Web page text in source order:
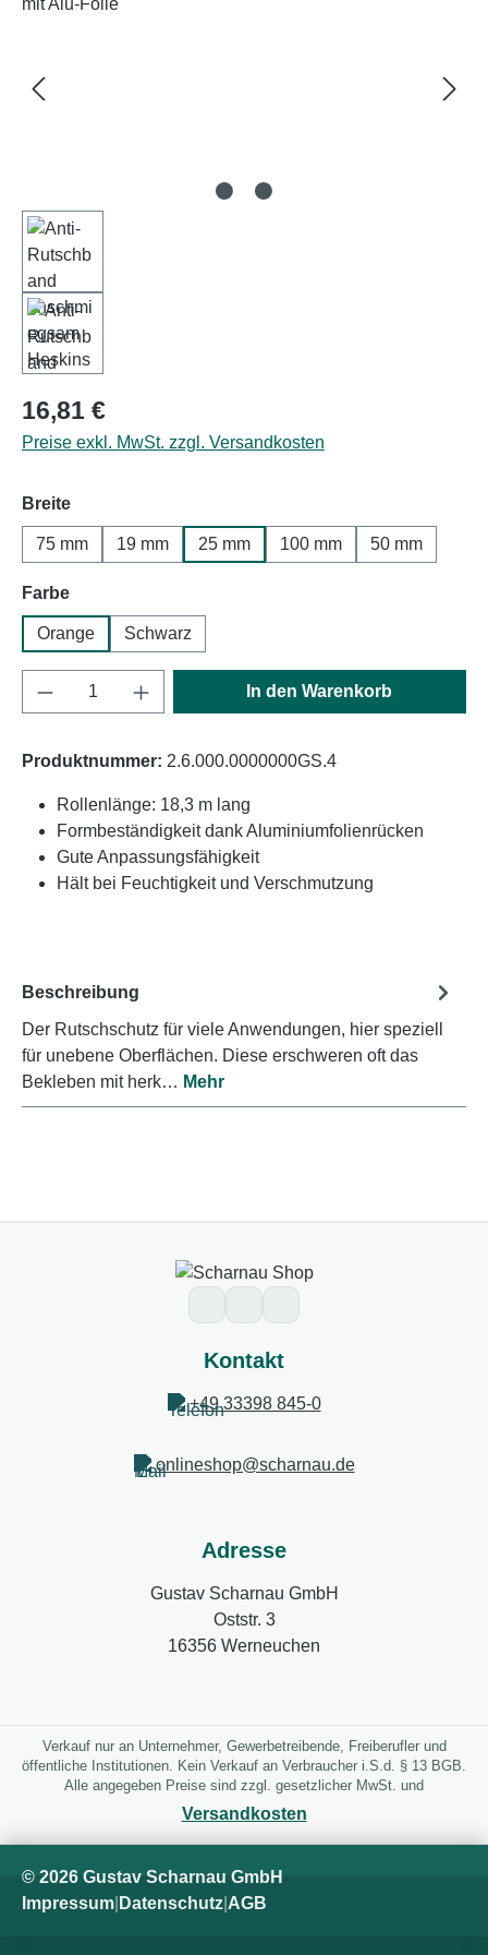
Regulärer Preis:
16,81 €
Preise exkl. MwSt. zzgl. Versandkosten
Breiteauswählen
75 mm 19 mm 25 mm 100 mm 50 mm
Farbeauswählen
Orange Schwarz
Produkt Anzahl: Gib den gewünschten
In den Warenkorb
Produktnummer: 2.6.000.0000000GS.4
Rollenlänge: 18,3 m lang
Formbeständigkeit dank Aluminiumfolienrücken
Gute Anpassungsfähigkeit
Hält bei Feuchtigkeit und Verschmutzung
Beschreibung
Der Rutschschutz für viele Anwendungen, hier speziell
für unebene Oberflächen. Diese erschweren oft das
Bekleben mit herk… Mehr
Kontakt
+49 33398 845-0
onlineshop@scharnau.de
Adresse
Gustav Scharnau GmbH
Oststr. 3
16356 Werneuchen
Verkauf nur an Unternehmer, Gewerbetreibende, Freiberufler und
öffentliche Institutionen. Kein Verkauf an Verbraucher i.S.d. § 13 BGB.
Alle angegeben Preise sind zzgl. gesetzlicher MwSt. und
Versandkosten
© 2026 Gustav Scharnau GmbH
Impressum Datenschutz AGB